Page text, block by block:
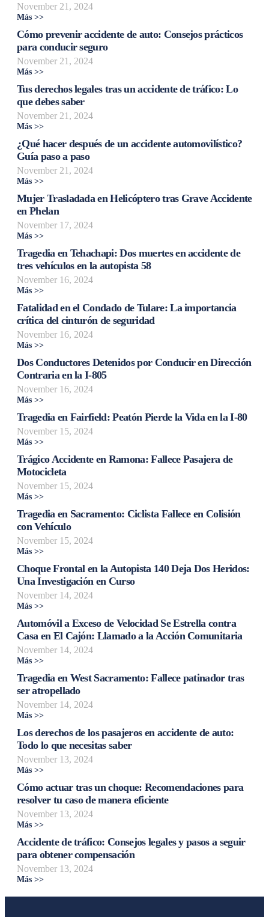
November 21, 2024
Más >>
Cómo prevenir accidente de auto: Consejos prácticos
para conducir seguro
November 21, 2024
Más >>
Tus derechos legales tras un accidente de tráfico: Lo
que debes saber
November 21, 2024
Más >>
¿Qué hacer después de un accidente automovilístico?
Guía paso a paso
November 21, 2024
Más >>
Mujer Trasladada en Helicóptero tras Grave Accidente
en Phelan
November 17, 2024
Más >>
Tragedia en Tehachapi: Dos muertes en accidente de
tres vehículos en la autopista 58
November 16, 2024
Más >>
Fatalidad en el Condado de Tulare: La importancia
crítica del cinturón de seguridad
November 16, 2024
Más >>
Dos Conductores Detenidos por Conducir en Dirección
Contraria en la I-805
November 16, 2024
Más >>
Tragedia en Fairfield: Peatón Pierde la Vida en la I-80
November 15, 2024
Más >>
Trágico Accidente en Ramona: Fallece Pasajera de
Motocicleta
November 15, 2024
Más >>
Tragedia en Sacramento: Ciclista Fallece en Colisión
con Vehículo
November 15, 2024
Más >>
Choque Frontal en la Autopista 140 Deja Dos Heridos:
Una Investigación en Curso
November 14, 2024
Más >>
Automóvil a Exceso de Velocidad Se Estrella contra
Casa en El Cajón: Llamado a la Acción Comunitaria
November 14, 2024
Más >>
Tragedia en West Sacramento: Fallece patinador tras
ser atropellado
November 14, 2024
Más >>
Los derechos de los pasajeros en accidente de auto:
Todo lo que necesitas saber
November 13, 2024
Más >>
Cómo actuar tras un choque: Recomendaciones para
resolver tu caso de manera eficiente
November 13, 2024
Más >>
Accidente de tráfico: Consejos legales y pasos a seguir
para obtener compensación
November 13, 2024
Más >>